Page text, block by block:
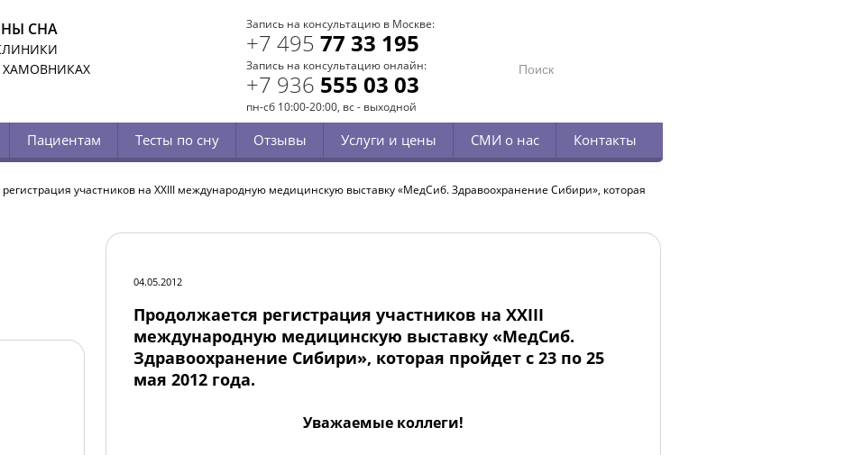
СНА Запись на консультацию в Москве:
+7 495 77 33 195
Запись на консультацию онлайн:
+7 936 555 03 03
пн-сб 10:00-20:00, вс - выходной
Пациентам Тесты по сну Отзывы Услуги и цены СМИ о нас Контакты
участников на XXIII международную медицинскую выставку «МедСиб. Здравоохранение Сибири», которая
04.05.2012
Продолжается регистрация участников на XXIII
международную медицинскую выставку «МедСиб.
Здравоохранение Сибири», которая пройдет с 23 по 25
мая 2012 года.
Уважаемые коллеги!